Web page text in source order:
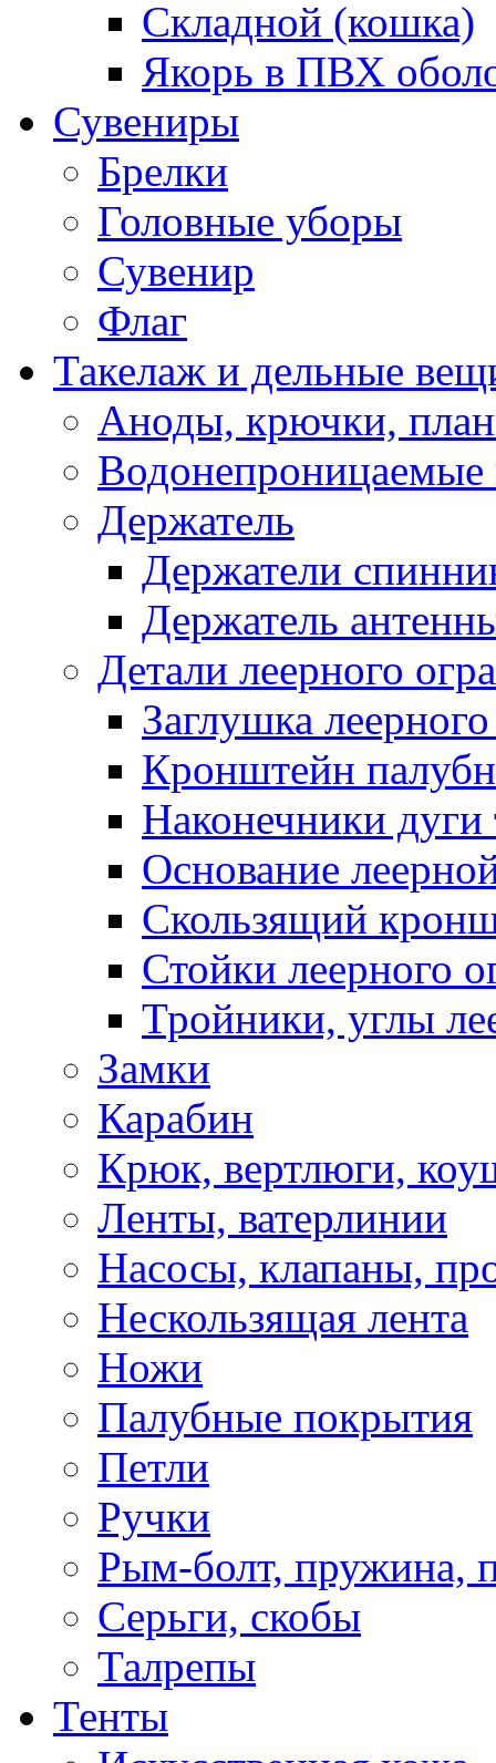
Складной (кошка)
Якорь в ПВХ
Сувениры
Брелки
Головные уборы
Сувенир
Флаг
Такелаж и дельные
Аноды, крючки,
Водонепроницаемые
Держатель
Держатели
Держатель
Детали леерного
Заглушка
Кронштейн
Наконечники дуги
Основание
Скользящий
Стойки леерного
Тройники, углы
Замки
Карабин
Крюк, вертлюги,
Ленты, ватерлинии
Насосы, клапаны,
Нескользящая лента
Ножи
Палубные покрытия
Петли
Ручки
Рым-болт, пружина,
Серьги, скобы
Талрепы
Тенты